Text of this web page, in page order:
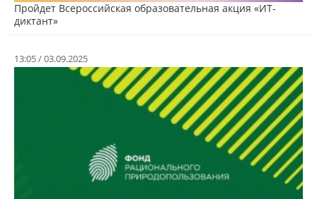
Пройдет Всероссийская образовательная акция «ИТ-
диктант»
13:05 / 03.09.2025